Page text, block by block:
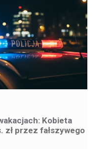
Kobieta
zł przez fałszywego